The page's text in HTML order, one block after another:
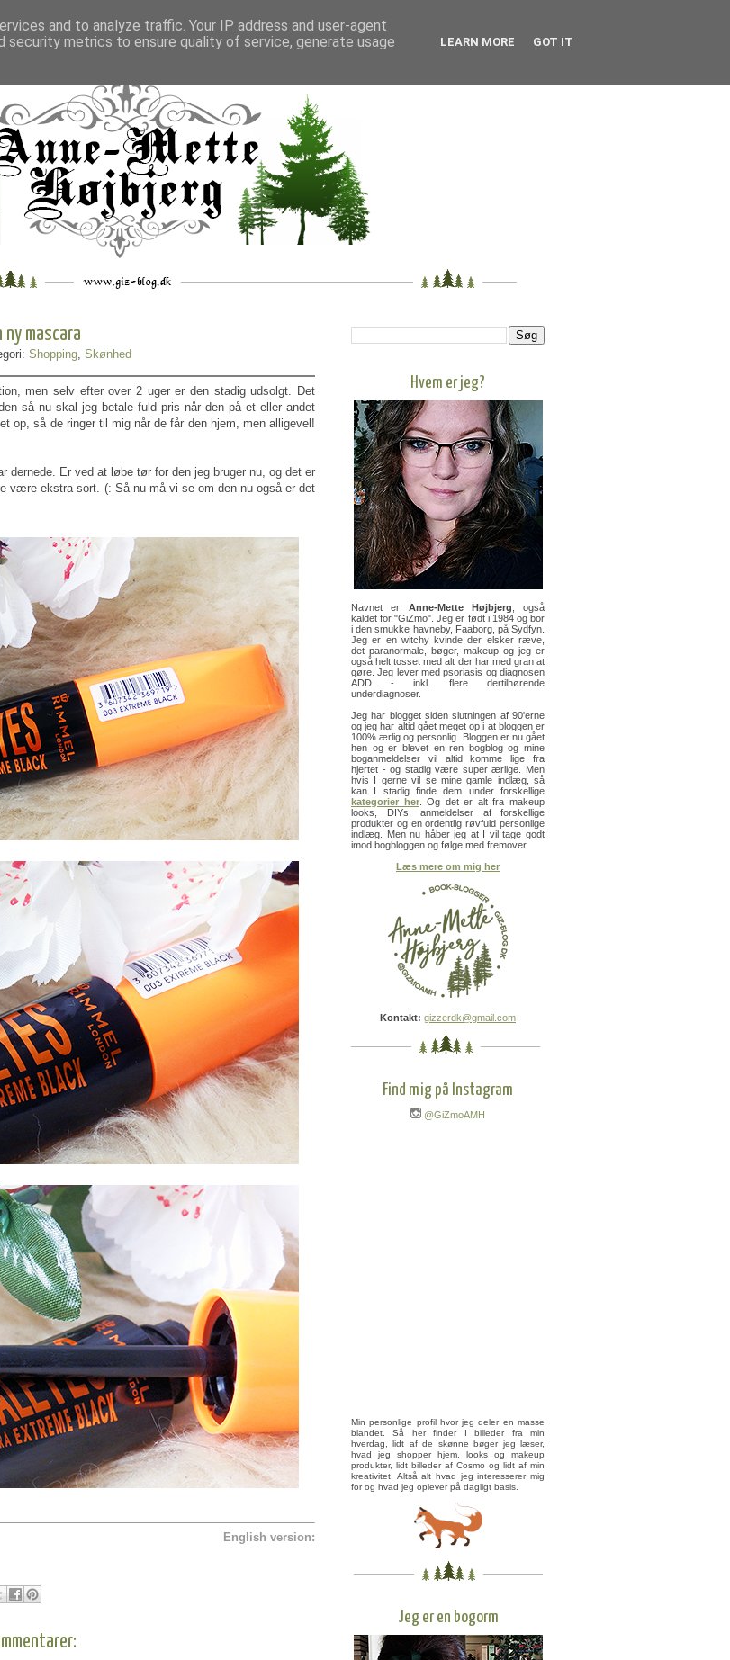
___ _. __ __ _ ___
ny mascara
Shopping, Skønhed
men selv efter over 2 uger er den stadig udsolgt. Det
så nu skal jeg betale fuld pris når den på et eller andet
op, så de ringer til mig når de får den hjem, men alligevel!
dernede. Er ved at løbe tør for den jeg bruger nu, og det er
være ekstra sort. (: Så nu må vi se om den nu også er det
English version:
Hvem er jeg?
Navnet er Anne-Mette Højbjerg , også
kaldet for "GiZmo". Jeg er født i 1984 og bor
i den smukke havneby, Faaborg, på Sydfyn.
Jeg er en witchy kvinde der elsker ræve,
det paranormale, bøger, makeup og jeg er
også helt tosset med alt der har med gran at
gøre. Jeg lever med psoriasis og diagnosen
ADD - inkl. flere dertilhørende
underdiagnoser.
Jeg har blogget siden slutningen af 90'erne
og jeg har altid gået meget op i at bloggen er
100% ærlig og personlig. Bloggen er nu gået
hen og er blevet en ren bogblog og mine
boganmeldelser vil altid komme lige fra
hjertet - og stadig være super ærlige. Men
hvis I gerne vil se mine gamle indlæg, så
kan I stadig finde dem under forskellige
kategorier her. Og det er alt fra makeup
looks, DIYs, anmeldelser af forskellige
produkter og en ordentlig røvfuld personlige
indlæg. Men nu håber jeg at I vil tage godt
imod bogbloggen og følge med fremover.
Læs mere om mig her
Kontakt: gizzerdk@gmail.com
Find mig på Instagram
@GiZmoAMH
Min personlige profil hvor jeg deler en masse
blandet. Så her finder I billeder fra min
hverdag, lidt af de skønne bøger jeg læser,
hvad jeg shopper hjem, looks og makeup
produkter, lidt billeder af Cosmo og lidt af min
kreativitet. Altså alt hvad jeg interesserer mig
for og hvad jeg oplever på dagligt basis.
Jeg er en bogorm
and to analyze traffic. Your IP address and user-agent
security metrics to ensure quality of service, generate usage
LEARN MORE GOT IT